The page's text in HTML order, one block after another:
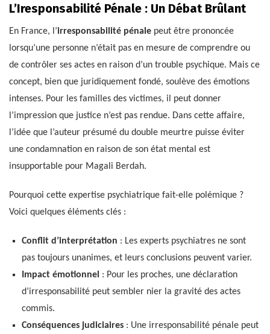
L’Iresponsabilité Pénale : Un Débat Brûlant
En France, l’irresponsabilité pénale peut être prononcée
lorsqu’une personne n’était pas en mesure de comprendre ou
de contrôler ses actes en raison d’un trouble psychique. Mais ce
concept, bien que juridiquement fondé, soulève des émotions
intenses. Pour les familles des victimes, il peut donner
l’impression que justice n’est pas rendue. Dans cette affaire,
l’idée que l’auteur présumé du double meurtre puisse éviter
une condamnation en raison de son état mental est
insupportable pour Magali Berdah.
Pourquoi cette expertise psychiatrique fait-elle polémique ?
Voici quelques éléments clés :
Conflit d’interprétation : Les experts psychiatres ne sont
pas toujours unanimes, et leurs conclusions peuvent varier.
Impact émotionnel : Pour les proches, une déclaration
d’irresponsabilité peut sembler nier la gravité des actes
commis.
Conséquences judiciaires: Une irresponsabilité pénale peut